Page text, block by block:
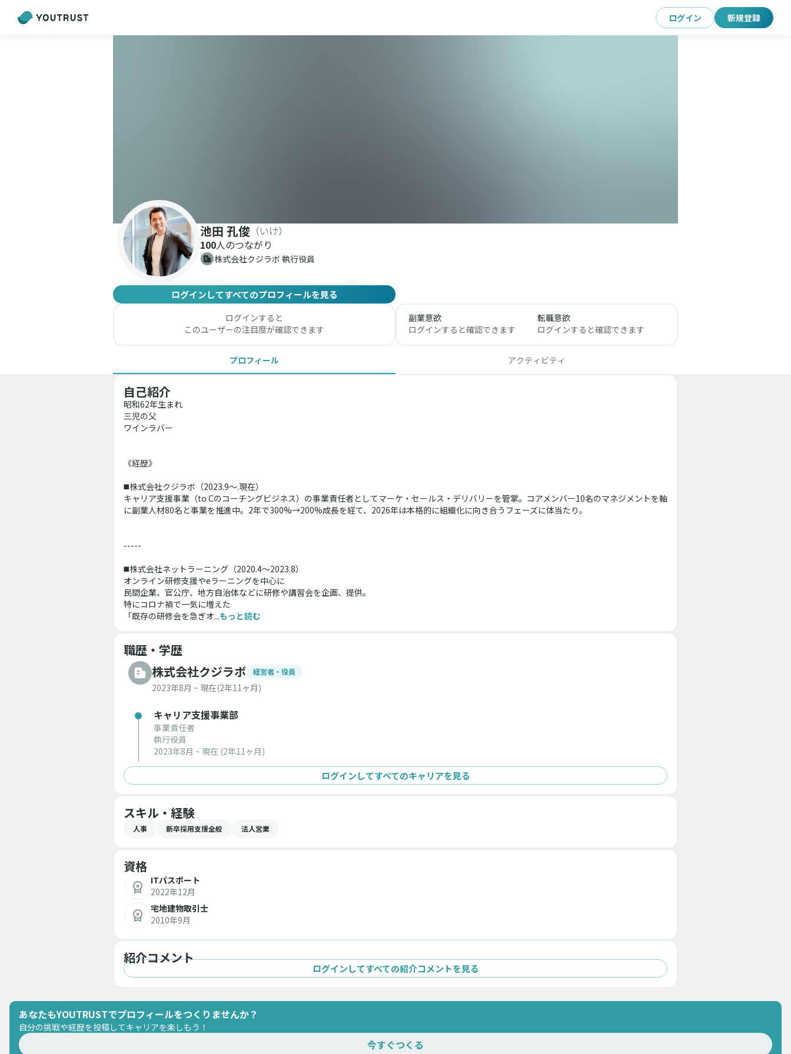
ログイン 新規登録
池田 孔俊 （いけ）
100人のつながり
株式会社クジラボ 執行役員
ログインしてすべてのプロフィールを見る
ログインすると
このユーザーの注目度が確認できます
副業意欲
ログインすると確認できます
転職意欲
ログインすると確認できます
プロフィール アクティビティ
自己紹介
昭和62年生まれ
三児の父
ワインラバー
《経歴》
◼️株式会社クジラボ（2023.9〜.現在）
キャリア支援事業（to Cのコーチングビジネス）の事業責任者としてマーケ・セールス・デリバリーを管掌。コアメンバー10名のマネジメントを軸
に副業人材80名と事業を推進中。2年で300%→200%成長を経て、2026年は本格的に組織化に向き合うフェーズに体当たり。
-----
◼️株式会社ネットラーニング（2020.4〜2023.8）
オンライン研修支援やeラーニングを中心に
民間企業、官公庁、地方自治体などに研修や講習会を企画、提供。
特にコロナ禍で一気に増えた
「既存の研修会を急ぎオ...もっと読む
職歴・学歴
株式会社クジラボ
経営者・役員
2023年8月 ~ 現在(2年11ヶ月)
キャリア支援事業部
事業責任者
執行役員
2023年8月 ~ 現在 (2年11ヶ月)
ログインしてすべてのキャリアを見る
スキル・経験
人事 新卒採用支援全般 法人営業
資格
ITパスポート
2022年12月
宅地建物取引士
2010年9月
紹介コメント
ログインしてすべての紹介コメントを見る
あなたもYOUTRUSTでプロフィールをつくりませんか？
自分の挑戦や経歴を投稿してキャリアを楽しもう！
今すぐつくる